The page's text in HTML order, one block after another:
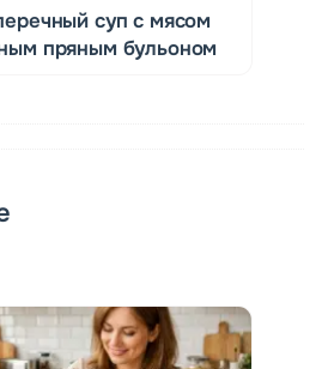
суп с мясом
пряным бульоном